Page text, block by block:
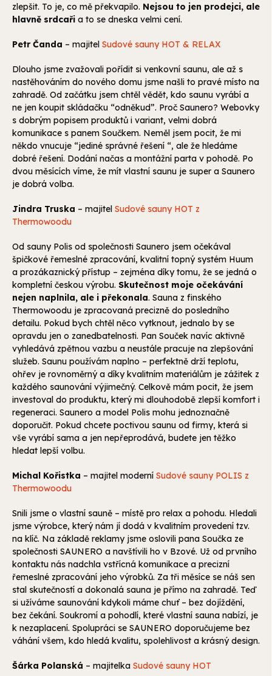
zlepšit. To je, co mě překvapilo. Nejsou to jen prodejci, ale
hlavně srdcaři a to se dneska velmi cení.
Petr Čanda – majitel Sudové sauny HOT & RELAX
Dlouho jsme zvažovali pořídit si venkovní saunu, ale až s
nastěhováním do nového domu jsme našli to pravé místo na
zahradě. Od začátku jsem chtěl vědět, kdo saunu vyrábí a
ne jen koupit skládačku “odněkud”. Proč Saunero? Webovky
s dobrým popisem produktů i variant, velmi dobrá
komunikace s panem Součkem. Neměl jsem pocit, že mi
někdo vnucuje “jediné správné řešení “, ale že hledáme
dobré řešení. Dodání načas a montážní parta v pohodě. Po
dvou měsících víme, že mít vlastní saunu je super a Saunero
je dobrá volba.
Jindra Truska – majitel Sudové sauny HOT z
Thermowoodu
Od sauny Polis od společnosti Saunero jsem očekával
špičkové řemeslné zpracování, kvalitní topný systém Huum
a prozákaznický přístup – zejména díky tomu, že se jedná o
kompletní českou výrobu. Skutečnost moje očekávání
nejen naplnila, ale i překonala. Sauna z finského
Thermowoodu je zpracovaná precizně do posledního
detailu. Pokud bych chtěl něco vytknout, jednalo by se
opravdu jen o zanedbatelnosti. Pan Souček navíc aktivně
vyhledává zpětnou vazbu a neustále pracuje na zlepšování
služeb. Saunu používám naplno – perfektně drží teplotu,
ohřev je rovnoměrný a díky kvalitním materiálům je zážitek z
každého saunování výjimečný. Celkově mám pocit, že jsem
investoval do produktu, který mi dlouhodobě zlepší komfort i
regeneraci. Saunero a model Polis mohu jednoznačně
doporučit. Pokud chcete poctivou saunu od firmy, která si
vše vyrábí sama a jen nepřeprodává, budete jen těžko
hledat lepší volbu.
Michal Kořistka – majitel moderní Sudové sauny POLIS z
Thermowoodu
Snili jsme o vlastní sauně – místě pro relax a pohodu. Hledali
jsme výrobce, který nám jí dodá v kvalitním provedení tzv.
na klíč. Na základě reklamy jsme oslovili pana Součka ze
společnosti SAUNERO a navštívili ho v Bzové. Už od prvního
kontaktu nás nadchla vstřícná komunikace a precizní
řemeslné zpracování jeho výrobků. Za tři měsíce se náš sen
stal skutečností a dokonalá sauna je přímo na zahradě. Teď
si užíváme saunování kdykoli máme chuť – bez dojíždění,
bez čekání. Soukromí a pohodlí, které vlastní sauna nabízí, je
k nezaplacení. Spolupráci se SAUNERO doporučujeme bez
váhání všem, kdo hledá kvalitu, spolehlivost a krásný design.
Šárka Polanská – majitelka Sudové sauny HOT